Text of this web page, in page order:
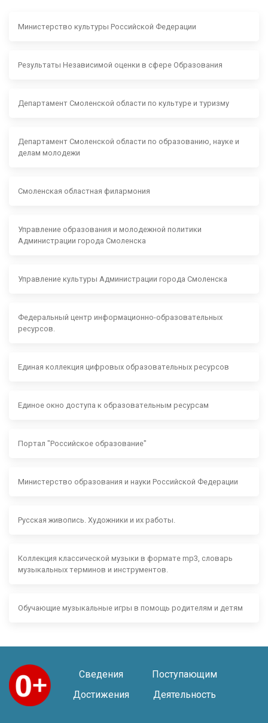
Министерство культуры Российской Федерации
Результаты Независимой оценки в сфере Образования
Департамент Смоленской области по культуре и туризму
Департамент Смоленской области по образованию, науке и
делам молодежи
Смоленская областная филармония
Управление образования и молодежной политики
Администрации города Смоленска
Управление культуры Администрации города Смоленска
Федеральный центр информационно-образовательных
ресурсов.
Единая коллекция цифровых образовательных ресурсов
Единое окно доступа к образовательным ресурсам
Портал "Российское образование"
Министерство образования и науки Российской Федерации
Русская живопись. Художники и их работы.
Коллекция классической музыки в формате mp3, словарь
музыкальных терминов и инструментов.
Обучающие музыкальные игры в помощь родителям и детям
Сведения
Поступающим
Достижения
Деятельность